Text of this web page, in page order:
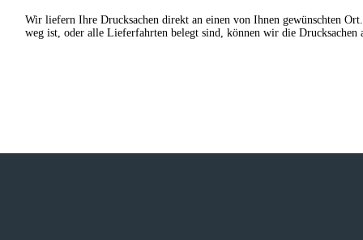
Wir liefern Ihre Drucksachen direkt an einen von Ihnen gewünschten
weg ist, oder alle Lieferfahrten belegt sind, können wir die Drucksachen